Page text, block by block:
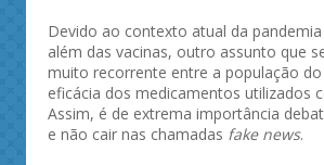
Devido ao contexto atual da
além das vacinas, outro assunto que
muito recorrente entre a população
eficácia dos medicamentos utilizados
Assim, é de extrema importância
e não cair nas chamadas fake news.